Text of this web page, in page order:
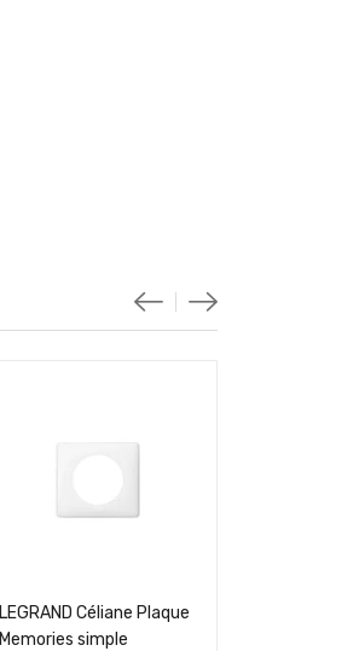
LEGRAND Céliane Plaque
Memories simple